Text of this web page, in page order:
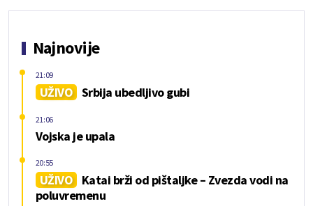
Najnovije
UŽIVO Srbija ubedljivo gubi
21:09
Vojska je upala
21:06
UŽIVO
Katai brži od pištaljke – Zvezda vodi na
poluvremenu
20:55